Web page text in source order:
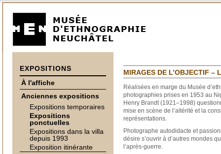
EXPOSITIONS
À l'affiche
Anciennes expositions
Expositions temporaires
Expositions
ponctuelles
Expositions dans la villa
depuis 1993
Exposition itinérante
MIRAGES DE L’OBJECTIF –
Réalisées en marge du Musée
photographies prises en 1953 au
Henry Brandt (1921–1998)
mise en scène de l’altérité et la
représentations.
Photographe autodidacte et
désire s’ouvrir à d’autres mondes
l’après-guerre.